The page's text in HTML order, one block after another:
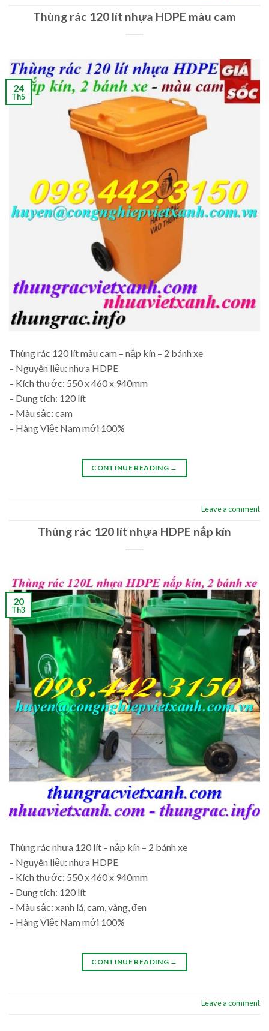
Thùng rác 120 lít nhựa HDPE màu cam
24
Th5
Thùng rác 120 lít màu cam – nắp kín – 2 bánh xe
– Nguyên liệu: nhựa HDPE
– Kích thước: 550 x 460 x 940mm
– Dung tích: 120 lít
– Màu sắc: cam
– Hàng Việt Nam mới 100%
CONTINUE READING →
Leave a comment
Thùng rác 120 lít nhựa HDPE nắp kín
20
Th3
Thùng rác nhựa 120 lít – nắp kín – 2 bánh xe
– Nguyên liệu: nhựa HDPE
– Kích thước: 550 x 460 x 940mm
– Dung tích: 120 lít
– Màu sắc: xanh lá, cam, vàng, đen
– Hàng Việt Nam mới 100%
CONTINUE READING →
Leave a comment